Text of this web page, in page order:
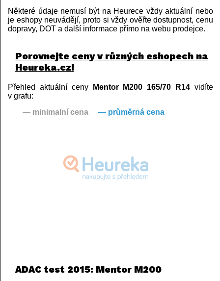
Některé údaje nemusí být na Heurece vždy aktuální nebo
je eshopy neuvádějí, proto si vždy ověřte dostupnost, cenu
dopravy, DOT a další informace přímo na webu prodejce.
Porovnejte ceny v různých eshopech na
Heureka.cz!
Přehled aktuální ceny Mentor M200 165/70 R14 vidíte
v grafu:
— minimalní cena
— průměrná cena
ADAC test 2015: Mentor M200